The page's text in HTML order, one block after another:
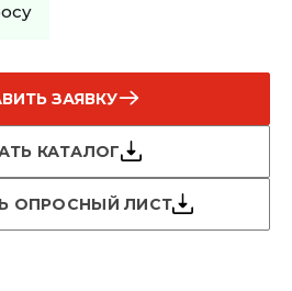
ЗАЯВКУ
КАТАЛОГ
ОПРОСНЫЙ ЛИСТ